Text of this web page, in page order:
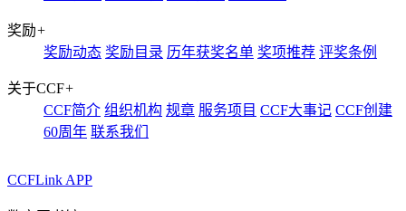
奖励+
奖励动态 奖励目录 历年获奖名单 奖项推荐 评奖条例
关于CCF+
CCF简介 组织机构 规章 服务项目 CCF大事记 CCF创建
60周年 联系我们
CCFLink APP